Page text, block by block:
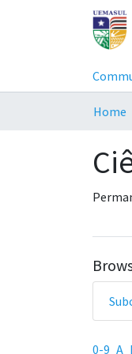
Home
0-9 A